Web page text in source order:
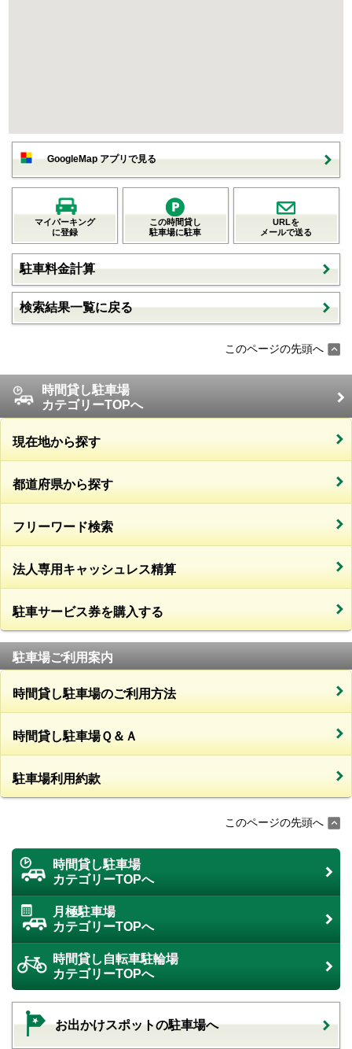
GoogleMap アプリで見る
マイパーキング
に登録
この時間貸し
駐車場に駐車
URLを
メールで送る
駐車料金計算
検索結果一覧に戻る
このページの先頭へ
時間貸し駐車場
カテゴリーTOPへ
現在地から探す
都道府県から探す
フリーワード検索
法人専用キャッシュレス精算
駐車サービス券を購入する
駐車場ご利用案内
時間貸し駐車場のご利用方法
時間貸し駐車場Ｑ＆Ａ
駐車場利用約款
このページの先頭へ
時間貸し駐車場
カテゴリーTOPへ
月極駐車場
カテゴリーTOPへ
時間貸し自転車駐輪場
カテゴリーTOPへ
お出かけスポットの駐車場へ